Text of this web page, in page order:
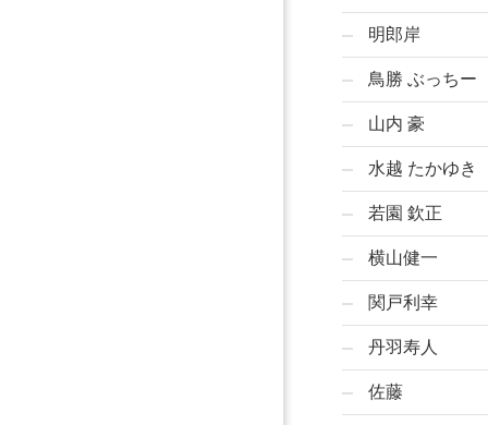
明郎岸
鳥勝 ぶっちー
山内 豪
水越 たかゆき
若園 欽正
横山健一
関戸利幸
丹羽寿人
佐藤